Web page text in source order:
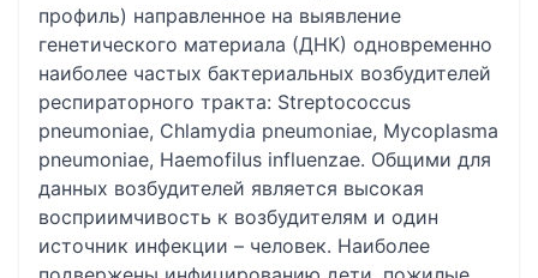
профиль) направленное на выявление
генетического материала (ДНК) одновременно
наиболее частых бактериальных возбудителей
респираторного тракта: Streptococcus
pneumoniae, Chlamydia pneumoniae, Mycoplasma
pneumoniae, Haemofilus influenzae. Общими для
данных возбудителей является высокая
восприимчивость к возбудителям и один
источник инфекции – человек. Наиболее